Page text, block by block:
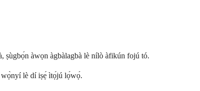
ṣùgbọ́n àwọn àgbàlagbà lè nílò àfikún fojú tó.
wọ̀nyí lè dí iṣẹ́ ìtọ́jú lọ́wọ́.